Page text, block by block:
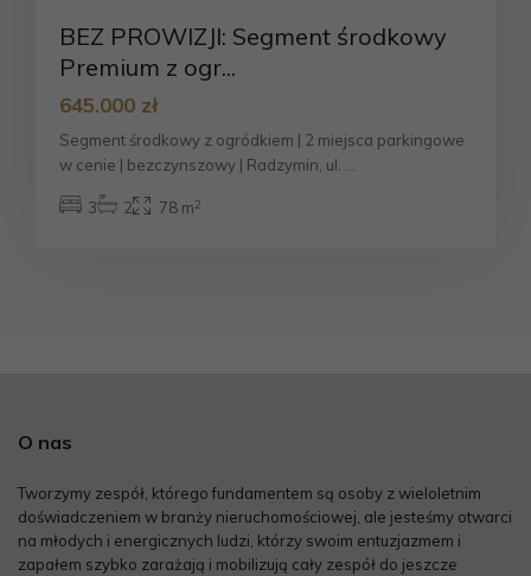
BEZ PROWIZJI: Segment środkowy
Premium z ogr...
645.000 zł
Segment środkowy z ogródkiem | 2 miejsca parkingowe
w cenie | bezczynszowy | Radzymin, ul. ...
3 2 78 m2
O nas
Tworzymy zespół, którego fundamentem są osoby z wieloletnim
doświadczeniem w branży nieruchomościowej, ale jesteśmy otwarci
na młodych i energicznych ludzi, którzy swoim entuzjazmem i
zapałem szybko zarażają i mobilizują cały zespół do jeszcze